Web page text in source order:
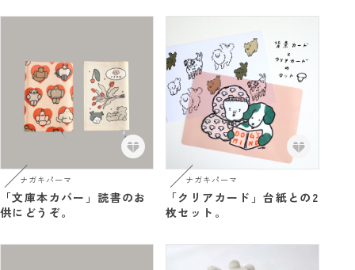
ナガキパーマ
「文庫本カバー」読書のお
供にどうぞ。
ナガキパーマ
「クリアカード」台紙との2
枚セット。